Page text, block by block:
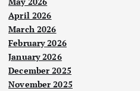
April 2026
March 2026
February 2026
January 2026
December 2025
November 2025